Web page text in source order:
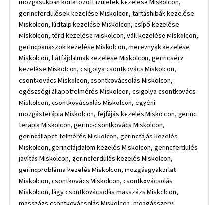
mozgásukban korlátozott izületek kezelése Miskolcon,
gerincferdülések kezelése Miskolcon, tartáshibák kezelése
Miskolcon, lúdtalp kezelése Miskolcon, csípő kezelése
Miskolcon, térd kezelése Miskolcon, váll kezelése Miskolcon,
gerincpanaszok kezelése Miskolcon, merevnyak kezelése
Miskolcon, hátfájdalmak kezelése Miskolcon, gerincsérv
kezelése Miskolcon, csigolya csontkovács Miskolcon,
csontkovács Miskolcon, csontkovácsolás Miskolcon,
egészségi állapotfelmérés Miskolcon, csigolya csontkovács
Miskolcon, csontkovácsolás Miskolcon, egyéni
mozgásterápia Miskolcon, fejfájás kezelés Miskolcon, gerinc
terápia Miskolcon, gerinc-csontkovács Miskolcon,
gerincállapot-felmérés Miskolcon, gerincfájás kezelés
Miskolcon, gerincfájdalom kezelés Miskolcon, gerincferdülés
javítás Miskolcon, gerincferdülés kezelés Miskolcon,
gerincprobléma kezelés Miskolcon, mozgásgyakorlat
Miskolcon, csontkovács Miskolcon, csontkovácsolás
Miskolcon, lágy csontkovácsolás masszázs Miskolcon,